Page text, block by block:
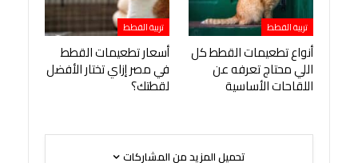
تربية القطط
أنواع تطعيمات القطط كل
اللي محتاج تعرفه عن
اللقاحات الأساسية
تربية القطط
أسعار تطعيمات القطط
في مصر إزاي تختار الأفضل
لقطتك؟
تحميل المزيد من المشاركات